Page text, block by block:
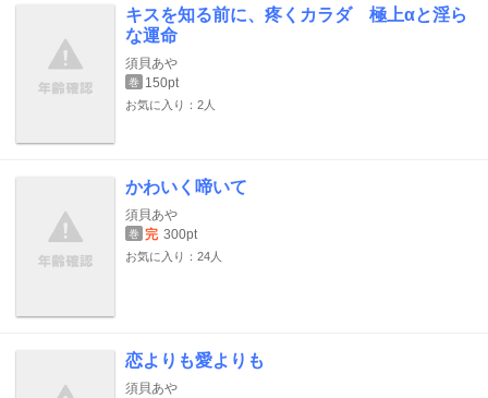
キスを知る前に、疼くカラダ 極上αと淫ら
な運命
須貝あや
巻 150pt
お気に入り：2人
かわいく啼いて
須貝あや
巻 完 300pt
お気に入り：24人
恋よりも愛よりも
須貝あや